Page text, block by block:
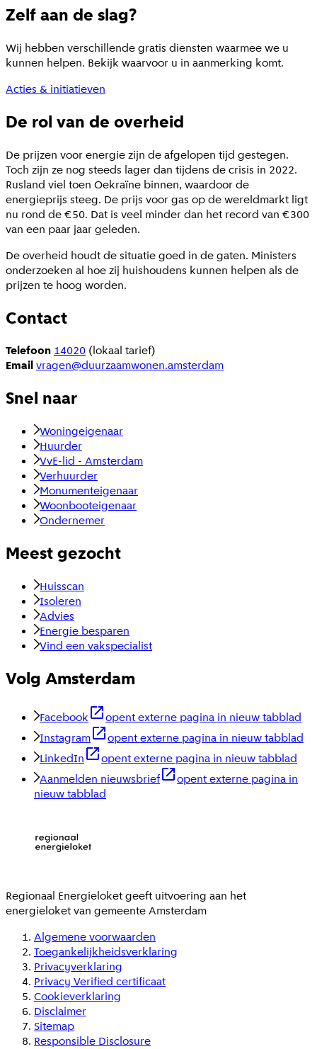
Zelf aan de slag?
Wij hebben verschillende gratis diensten waarmee we u
kunnen helpen. Bekijk waarvoor u in aanmerking komt.
Acties & initiatieven
De rol van de overheid
De prijzen voor energie zijn de afgelopen tijd gestegen.
Toch zijn ze nog steeds lager dan tijdens de crisis in 2022.
Rusland viel toen Oekraïne binnen, waardoor de
energieprijs steeg. De prijs voor gas op de wereldmarkt ligt
nu rond de €50. Dat is veel minder dan het record van €300
van een paar jaar geleden.
De overheid houdt de situatie goed in de gaten. Ministers
onderzoeken al hoe zij huishoudens kunnen helpen als de
prijzen te hoog worden.
Contact
Telefoon 14020 (lokaal tarief)
Emailvragen@duurzaamwonen.amsterdam
Snel naar
Woningeigenaar
Huurder
VvE-lid - Amsterdam
Verhuurder
Monumenteigenaar
Woonbooteigenaar
Ondernemer
Meest gezocht
Huisscan
Isoleren
Advies
Energie besparen
Vind een vakspecialist
Volg Amsterdam
Facebook
opent externe pagina in nieuw tabblad
Instagram
opent externe pagina in nieuw tabblad
LinkedIn
opent externe pagina in nieuw tabblad
Aanmelden nieuwsbrief
opent externe pagina in
nieuw tabblad
Regionaal Energieloketgeeft uitvoering aan het
energieloket van gemeenteAmsterdam
Algemene voorwaarden
Toegankelijkheidsverklaring
Privacyverklaring
Privacy Verified certificaat
Cookieverklaring
Disclaimer
Sitemap
Responsible Disclosure